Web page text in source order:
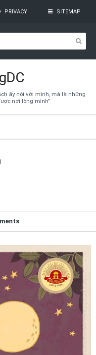
PRIVACY SITEMAP
ấy nói với mình, mà là những
nơi lòng mình"
gì?
Email
những thủ thuật blogger,